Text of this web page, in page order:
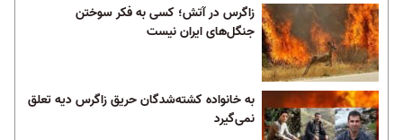
زاگرس در آتش؛ کسی به فکر سوختن
جنگل‌های ایران نیست
به خانواده کشته‌شدگان حریق زاگرس دیه تعلق
نمی‌گیرد